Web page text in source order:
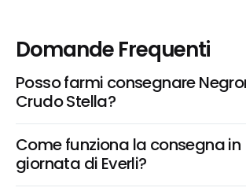
Domande Frequenti
Posso farmi consegnare
Crudo Stella?
Come funziona la consegna in
giornata di Everli?